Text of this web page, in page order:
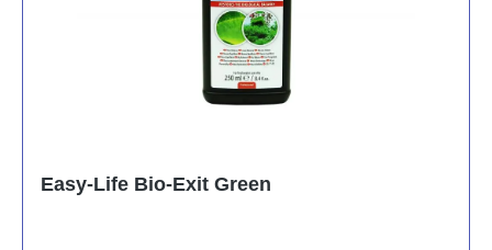
Easy-Life Bio-Exit Green